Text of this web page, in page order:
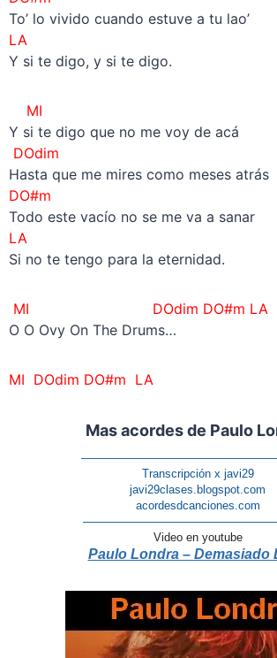
To’ lo vivido cuando estuve a tu lao’
LA
Y si te digo, y si te digo.
MI
Y si te digo que no me voy de acá
DOdim
Hasta que me mires como meses atrás
DO#m
Todo este vacío no se me va a sanar
LA
Si no te tengo para la eternidad.
MI DOdim DO#m LA
O O Ovy On The Drums…
MI DOdim DO#m LA
Mas acordes de Paulo
Transcripción x javi29
javi29clases.blogspot.com
acordesdcanciones.com
Video en youtube
Paulo Londra – Demasiado